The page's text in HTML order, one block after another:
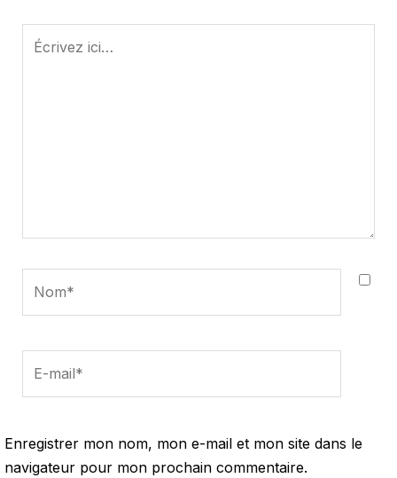
Écrivez
ici…
mail*
Enregistrer mon nom, mon e-mail et mon site dans le
navigateur pour mon prochain commentaire.